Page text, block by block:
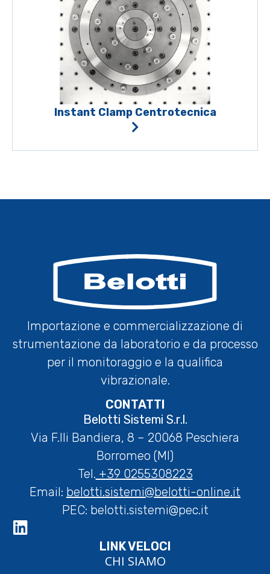
Instant Clamp Centrotecnica
Importazione e commercializzazione di
strumentazione da laboratorio e da processo
per il monitoraggio e la qualifica
vibrazionale.
CONTATTI
Belotti Sistemi S.r.l.
Via F.lli Bandiera, 8 – 20068 Peschiera
Borromeo (MI)
Tel. +39 0255308223
Email: belotti.sistemi@belotti-online.it
PEC: belotti.sistemi@pec.it
LINK VELOCI
CHI SIAMO